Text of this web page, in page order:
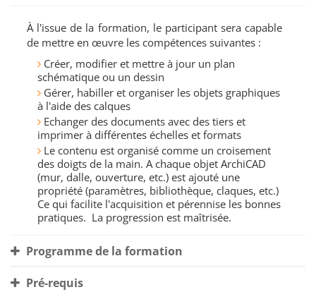
À l'issue de la formation, le participant sera capable
de mettre en œuvre les compétences suivantes :
Créer, modifier et mettre à jour un plan
schématique ou un dessin
Gérer, habiller et organiser les objets graphiques
à l'aide des calques
Echanger des documents avec des tiers et
imprimer à différentes échelles et formats
Le contenu est organisé comme un croisement
des doigts de la main. A chaque objet ArchiCAD
(mur, dalle, ouverture, etc.) est ajouté une
propriété (paramètres, bibliothèque, claques, etc.)
Ce qui facilite l'acquisition et pérennise les bonnes
pratiques. La progression est maîtrisée.
Programme de la formation
Pré-requis